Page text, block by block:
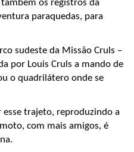
os registros da
paraquedas, para
sudeste da Missão Cruls –
por Louis Cruls a mando de
o quadrilátero onde se
trajeto, reproduzindo a
com mais amigos, é